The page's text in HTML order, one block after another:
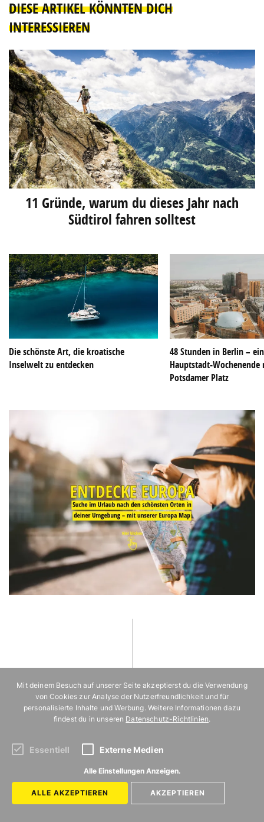
DIESE ARTIKEL KÖNNTEN DICH
INTERESSIEREN
11 Gründe, warum du dieses Jahr nach
Südtirol fahren solltest
Die schönste Art, die kroatische
Inselwelt zu entdecken
48 Stunden in Berlin –
Hauptstadt-
Potsdamer Platz
ZURÜCK ZUR STARTSEITE
REISEVERGNÜGEN
LÄNDER
ein Angebot von
Mit deinem Besuch auf unserer Seite akzeptierst du die Verwendung
von Cookies zur Analyse der Nutzerfreundlichkeit und für
personalisierte Inhalte und Werbung. Weitere Informationen dazu
findest du in unseren Datenschutz-Richtlinien.
Essentiell Externe Medien
Alle Einstellungen Anzeigen.
ALLE AKZEPTIEREN AKZEPTIEREN